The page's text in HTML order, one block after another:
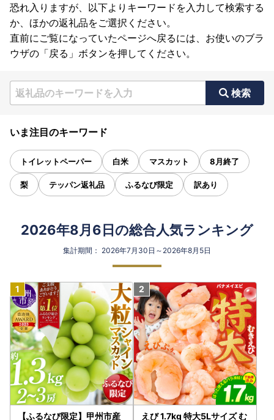
恐れ入りますが、以下よりキーワードを入力して検索する
か、ほかの返礼品をご選択ください。
直前にご覧になっていたページへ戻るには、お使いのブラ
ウザの「戻る」ボタンを押してください。
検索
いま注目のキーワード
トイレットペーパー 白米 マスカット 8月終了
梨 テッパン返礼品 ふるなび限定 訳あり
2026年8月6日の総合人気ランキング
集計期間： 2026年7月30日～2026年8月5日
【ふるなび限定】甲州市産
えび 1.7kg 特大5Lサイズ む